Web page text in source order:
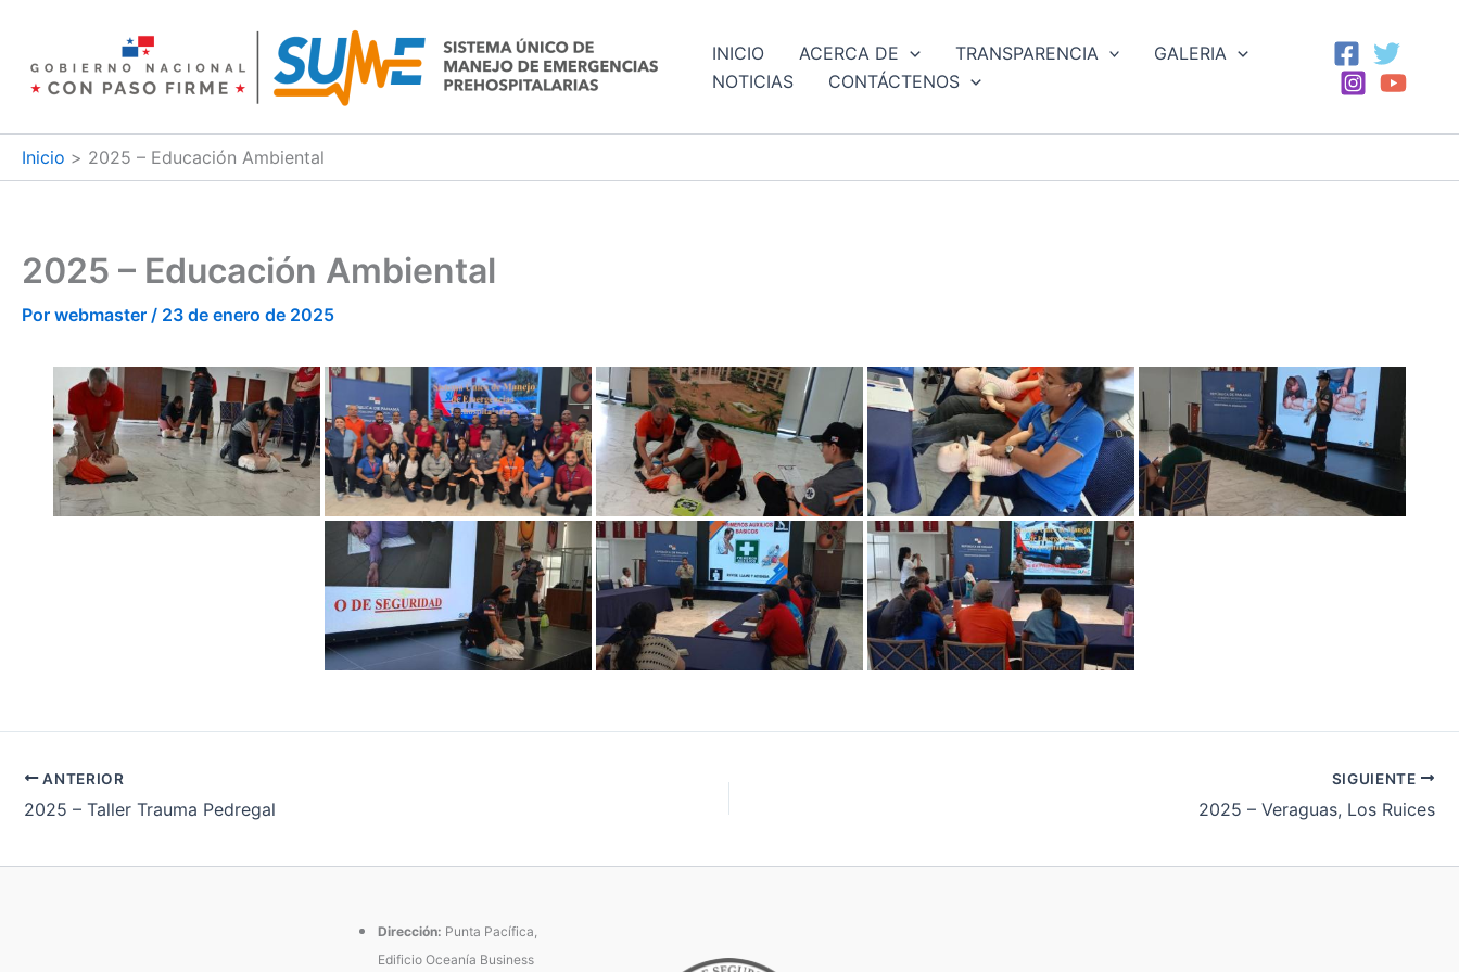
contenido
INICIO ACERCA DE TRANSPARENCIA
GALERIA
NOTICIAS
CONTÁCTENOS
Inicio 2025 – Educación Ambiental
2025 – Educación Ambiental
Por webmaster / 23 de enero de 2025
ANTERIOR
2025 – Taller Trauma Pedregal
SIGUIENTE
2025 – Veraguas, Los Ruices
Dirección: Punta Pacífica,
Edificio Oceanía Business